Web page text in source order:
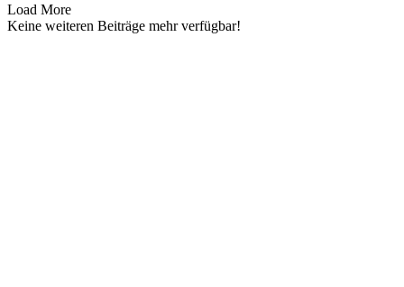
Load More
Keine weiteren Beiträge mehr verfügbar!